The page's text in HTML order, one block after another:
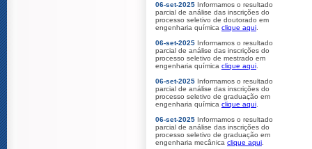
06-set-2025 Informamos o resultado
parcial de análise das inscrições do
processo seletivo de doutorado em
engenharia química clique aqui
06-set-2025 Informamos o resultado
parcial de análise das inscrições do
processo seletivo de mestrado em
engenharia química clique aqui
06-set-2025 Informamos o resultado
parcial de análise das inscrições do
processo seletivo de graduação em
engenharia química clique aqui
06-set-2025 Informamos o resultado
parcial de análise das inscrições do
processo seletivo de graduação em
engenharia mecânica clique aqui